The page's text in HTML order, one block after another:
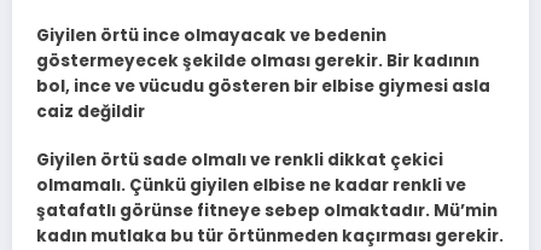
Giyilen örtü ince olmayacak ve bedenin
göstermeyecek şekilde olması gerekir. Bir kadının
bol, ince ve vücudu gösteren bir elbise giymesi asla
caiz değildir
Giyilen örtü sade olmalı ve renkli dikkat çekici
olmamalı. Çünkü giyilen elbise ne kadar renkli ve
şatafatlı görünse fitneye sebep olmaktadır. Mü’min
kadın mutlaka bu tür örtünmeden kaçırması gerekir.